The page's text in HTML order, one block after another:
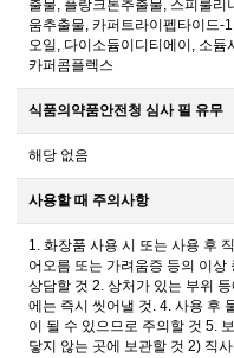
출물, 플랑크톤추출물, 스피룰리
움추출물, 카퍼트라이펩타이드-
오일, 다이소듐이디티에이, 소
카퍼콤플렉스
식품의약품안전청 심사 필 유무
해당 없음
사용할 때 주의사항
1. 화장품 사용 시 또는 사용 후
어오름 또는 가려움증 등의 이
상담할 것 2. 상처가 있는 부위
에는 즉시 씻어낼 것. 4. 사용 후
이 될 수 있으므로 주의할 것 5.
닿지 않는 곳에 보관할 것 2) 직